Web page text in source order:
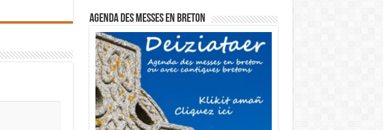
Agenda des messes en breton